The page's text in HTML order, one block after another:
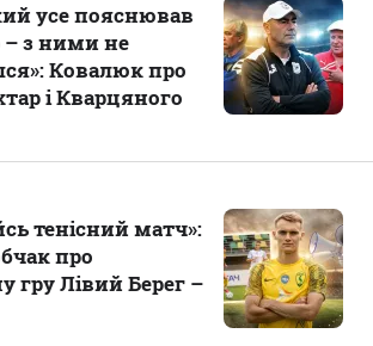
усе пояснював
з ними не
Ковалюк про
і Кварцяного
тенісний матч»:
про
гру Лівий Берег –